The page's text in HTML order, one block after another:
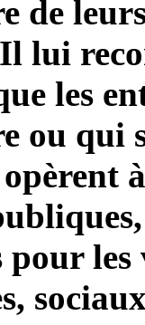
de
lui
les
ou qui
pour